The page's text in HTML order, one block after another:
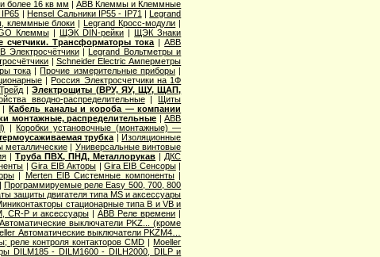
более 16 кв мм |ABB Клеммы и Клеммные
|Hensel Сальники IP55 - IP71 |Legrand
клеммные блоки |Legrand Кросс-модули |
Клеммы| ЩЭК DIN-рейки |ЩЭК Знаки
счетчики. Трансформаторы тока |ABB
Электросчётчики|Legrand Вольтметры и
| Schneider Electric Амперметры
тока|Прочие измерительные приборы|
|Россия Электросчетчики на 1Ф
|Электрощиты (ВРУ, ЯУ, ЩУ, ЩАП,
вводно-распределительные|Щиты
|Кабель каналы и короба — компании
монтажные, распределительные |ABB
|Коробки установочные (монтажные) —
трубка |Изоляционные
металлические | Универсальные винтовые
| Труба ПВХ, ПНД, Металлорукав | ДКС
|Gira EIB Акторы | Gira EIB Сенсоры|
| Merten EIB Системные компоненты|
| Программируемые реле Easy 500, 700, 800
защиты двигателя типа MS и аксессуары
стационарные типа B и VB и
CR-P и аксессуары| ABB Реле времени |
выключатели PKZ... (кроме
Автоматические выключатели PKZM4…
реле контроля контакторов CMD |Moeller
DILM185 - DILM1600 - DILH2000, DILP и